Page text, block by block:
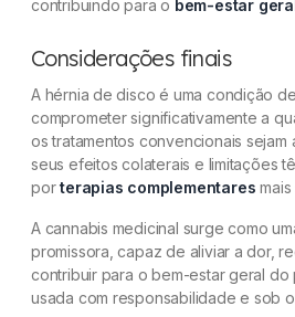
contribuindo para o bem-estar geral
Considerações finais
A hérnia de disco é uma condição
comprometer significativamente a
os tratamentos convencionais sejam
seus efeitos colaterais e limitações
porterapias complementares
A cannabis medicinal surge como
promissora, capaz de aliviar a dor,
contribuir para o bem-estar geral
usada com responsabilidade e sob